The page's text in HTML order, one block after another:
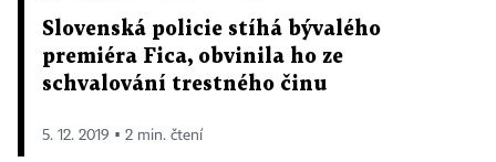
Slovenská policie stíhá bývalého
premiéra Fica, obvinila ho ze
schvalování trestného činu
5. 12. 2019 ▪ 2 min. čtení